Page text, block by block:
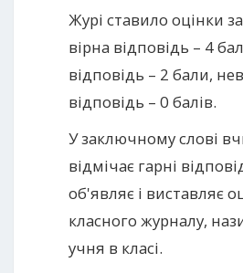
Журі ставило оцінки
вірна відповідь – 4
відповідь – 2 бали,
відповідь – 0 балів.
У заключному слові
відмічає гарні
об'являє і виставляє
класного журналу,
учня в класі.